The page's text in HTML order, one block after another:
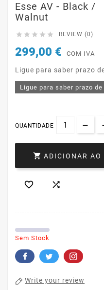
Esse AV - Black /
Walnut
     REVIEW (0)
299,00 € COM IVA
Ligue para saber prazo
Ligue para saber prazo
QUANTIDADE
 ADICIONAR AO
 
Sem Stock
Write your review